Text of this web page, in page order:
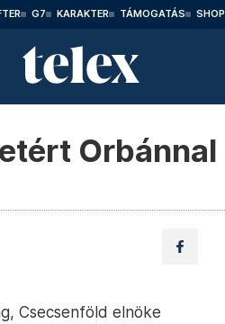
G7 KARAKTER TÁMOGATÁS SHOP
Orbánnal
Csecsenföld elnöke